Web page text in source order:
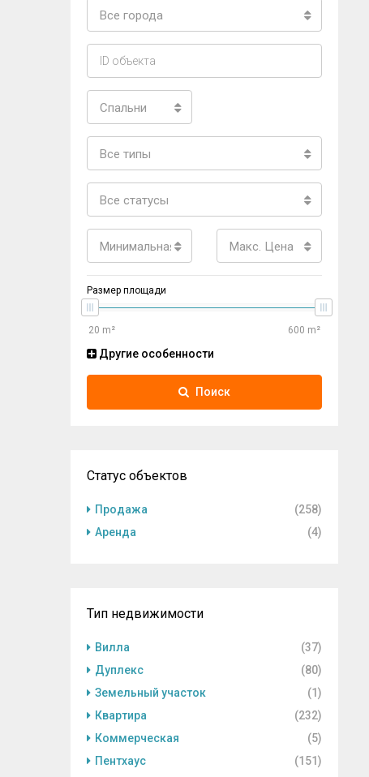
Все города
Спальни
Все типы
Все статусы
Минимальная цена Макс. Цена
Размер площади
Другие особенности
Поиск
Статус объектов
Продажа
(258)
Аренда
(4)
Тип недвижимости
Вилла
(37)
Дуплекс
(80)
Земельный участок
(1)
Квартира
(232)
Коммерческая
(5)
Пентхаус
(151)